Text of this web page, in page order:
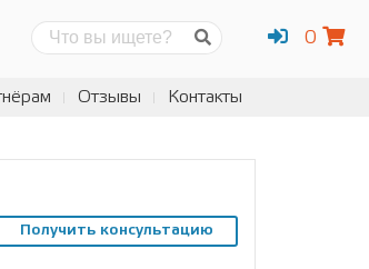
0
Отзывы Контакты
Получить консультацию